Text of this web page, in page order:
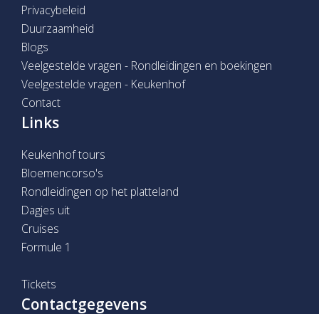
Privacybeleid
Duurzaamheid
Blogs
Veelgestelde vragen - Rondleidingen en boekingen
Veelgestelde vragen - Keukenhof
Contact
Links
Keukenhof tours
Bloemencorso's
Rondleidingen op het platteland
Dagjes uit
Cruises
Formule 1
Tickets
Contactgegevens